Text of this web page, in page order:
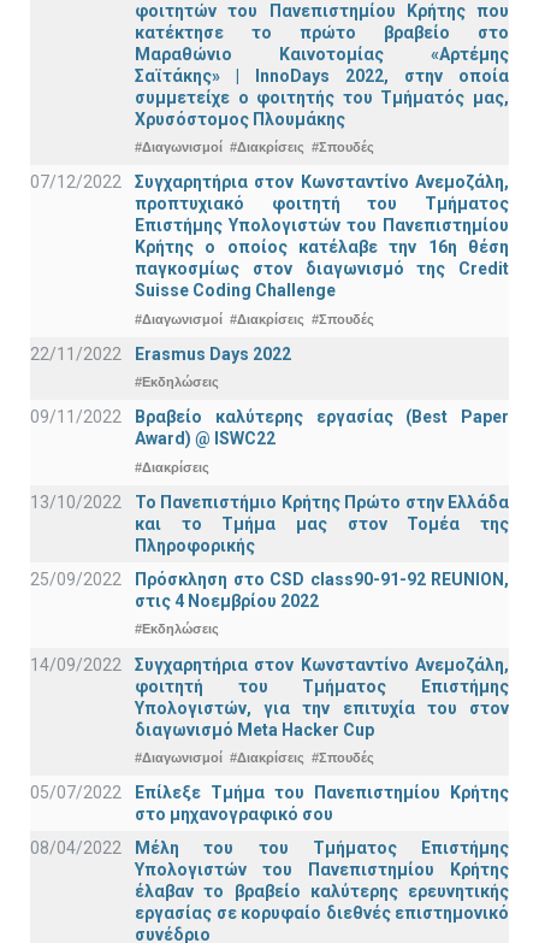
φοιτητών του Πανεπιστημίου Κρήτης που
κατέκτησε το πρώτο βραβείο στο
Μαραθώνιο Καινοτομίας «Αρτέμης
Σαϊτάκης» | InnoDays 2022, στην οποία
συμμετείχε ο φοιτητής του Τμήματός μας,
Χρυσόστομος Πλουμάκης
#Διαγωνισμοί #Διακρίσεις #Σπουδές
07/12/2022
Συγχαρητήρια στον Κωνσταντίνο Ανεμοζάλη,
προπτυχιακό φοιτητή του Τμήματος
Επιστήμης Υπολογιστών του Πανεπιστημίου
Κρήτης ο οποίος κατέλαβε την 16η θέση
παγκοσμίως στον διαγωνισμό της Credit
Suisse Coding Challenge
#Διαγωνισμοί #Διακρίσεις #Σπουδές
22/11/2022 Erasmus Days 2022
#Εκδηλώσεις
09/11/2022
Βραβείο καλύτερης εργασίας (Best Paper
Award) @ ISWC22
#Διακρίσεις
13/10/2022
Το Πανεπιστήμιο Κρήτης Πρώτο στην Ελλάδα
και το Τμήμα μας στον Τομέα της
Πληροφορικής
25/09/2022
Πρόσκληση στο CSD class90-91-92 REUNION,
στις 4 Νοεμβρίου 2022
#Εκδηλώσεις
14/09/2022
Συγχαρητήρια στον Κωνσταντίνο Ανεμοζάλη,
φοιτητή του Τμήματος Επιστήμης
Υπολογιστών, για την επιτυχία του στον
διαγωνισμό Meta Hacker Cup
#Διαγωνισμοί #Διακρίσεις #Σπουδές
05/07/2022
Επίλεξε Τμήμα του Πανεπιστημίου Κρήτης
στο μηχανογραφικό σου
08/04/2022
Μέλη του του Τμήματος Επιστήμης
Υπολογιστών του Πανεπιστημίου Κρήτης
έλαβαν το βραβείο καλύτερης ερευνητικής
εργασίας σε κορυφαίο διεθνές επιστημονικό
συνέδριο